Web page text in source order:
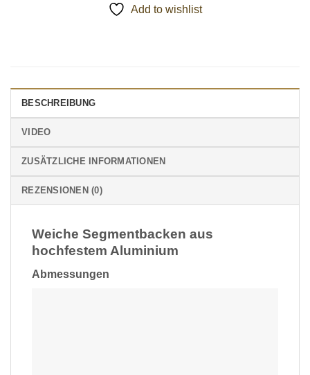
Add to wishlist
BESCHREIBUNG
VIDEO
ZUSÄTZLICHE INFORMATIONEN
REZENSIONEN (0)
Weiche Segmentbacken aus
hochfestem Aluminium
Abmessungen